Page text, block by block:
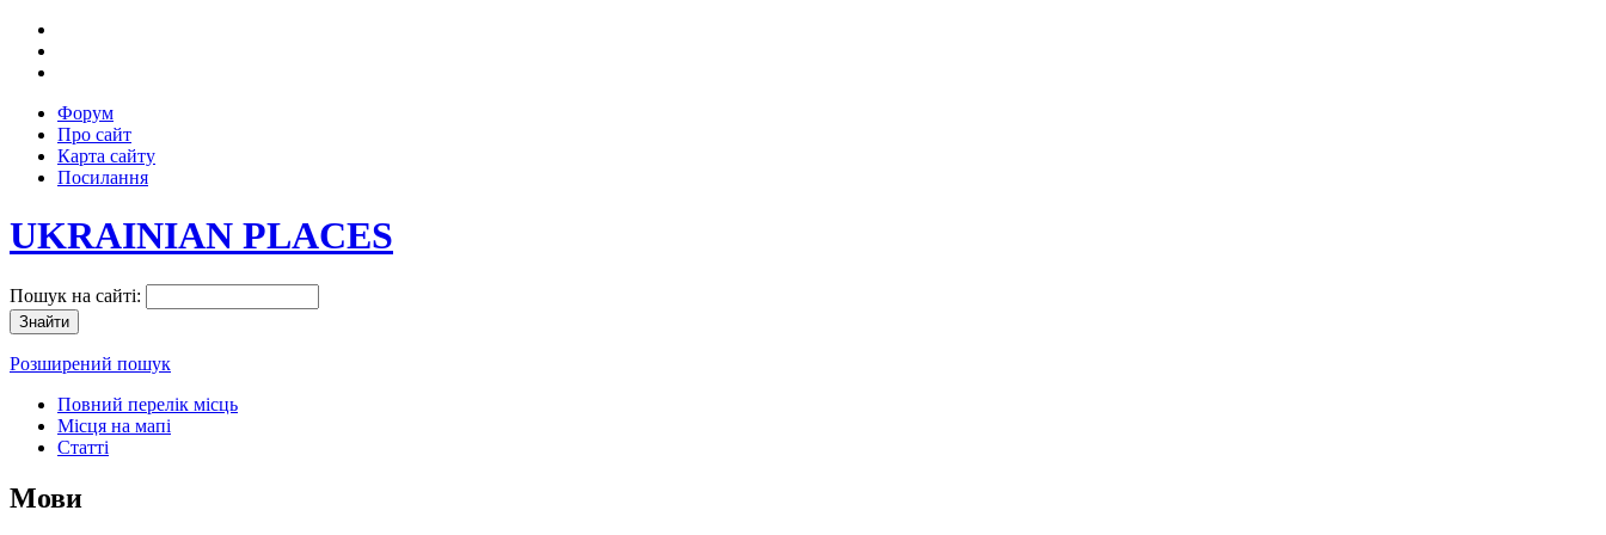
Форум
Про сайт
Карта сайту
Посилання
UKRAINIAN PLACES
Пошук на сайті:
Розширений пошук
Повний перелік місць
Місця на мапі
Статті
Мови